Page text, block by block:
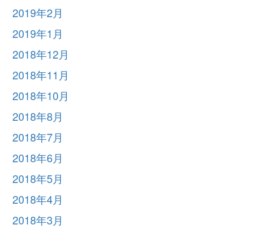
2019年2月
2019年1月
2018年12月
2018年11月
2018年10月
2018年8月
2018年7月
2018年6月
2018年5月
2018年4月
2018年3月